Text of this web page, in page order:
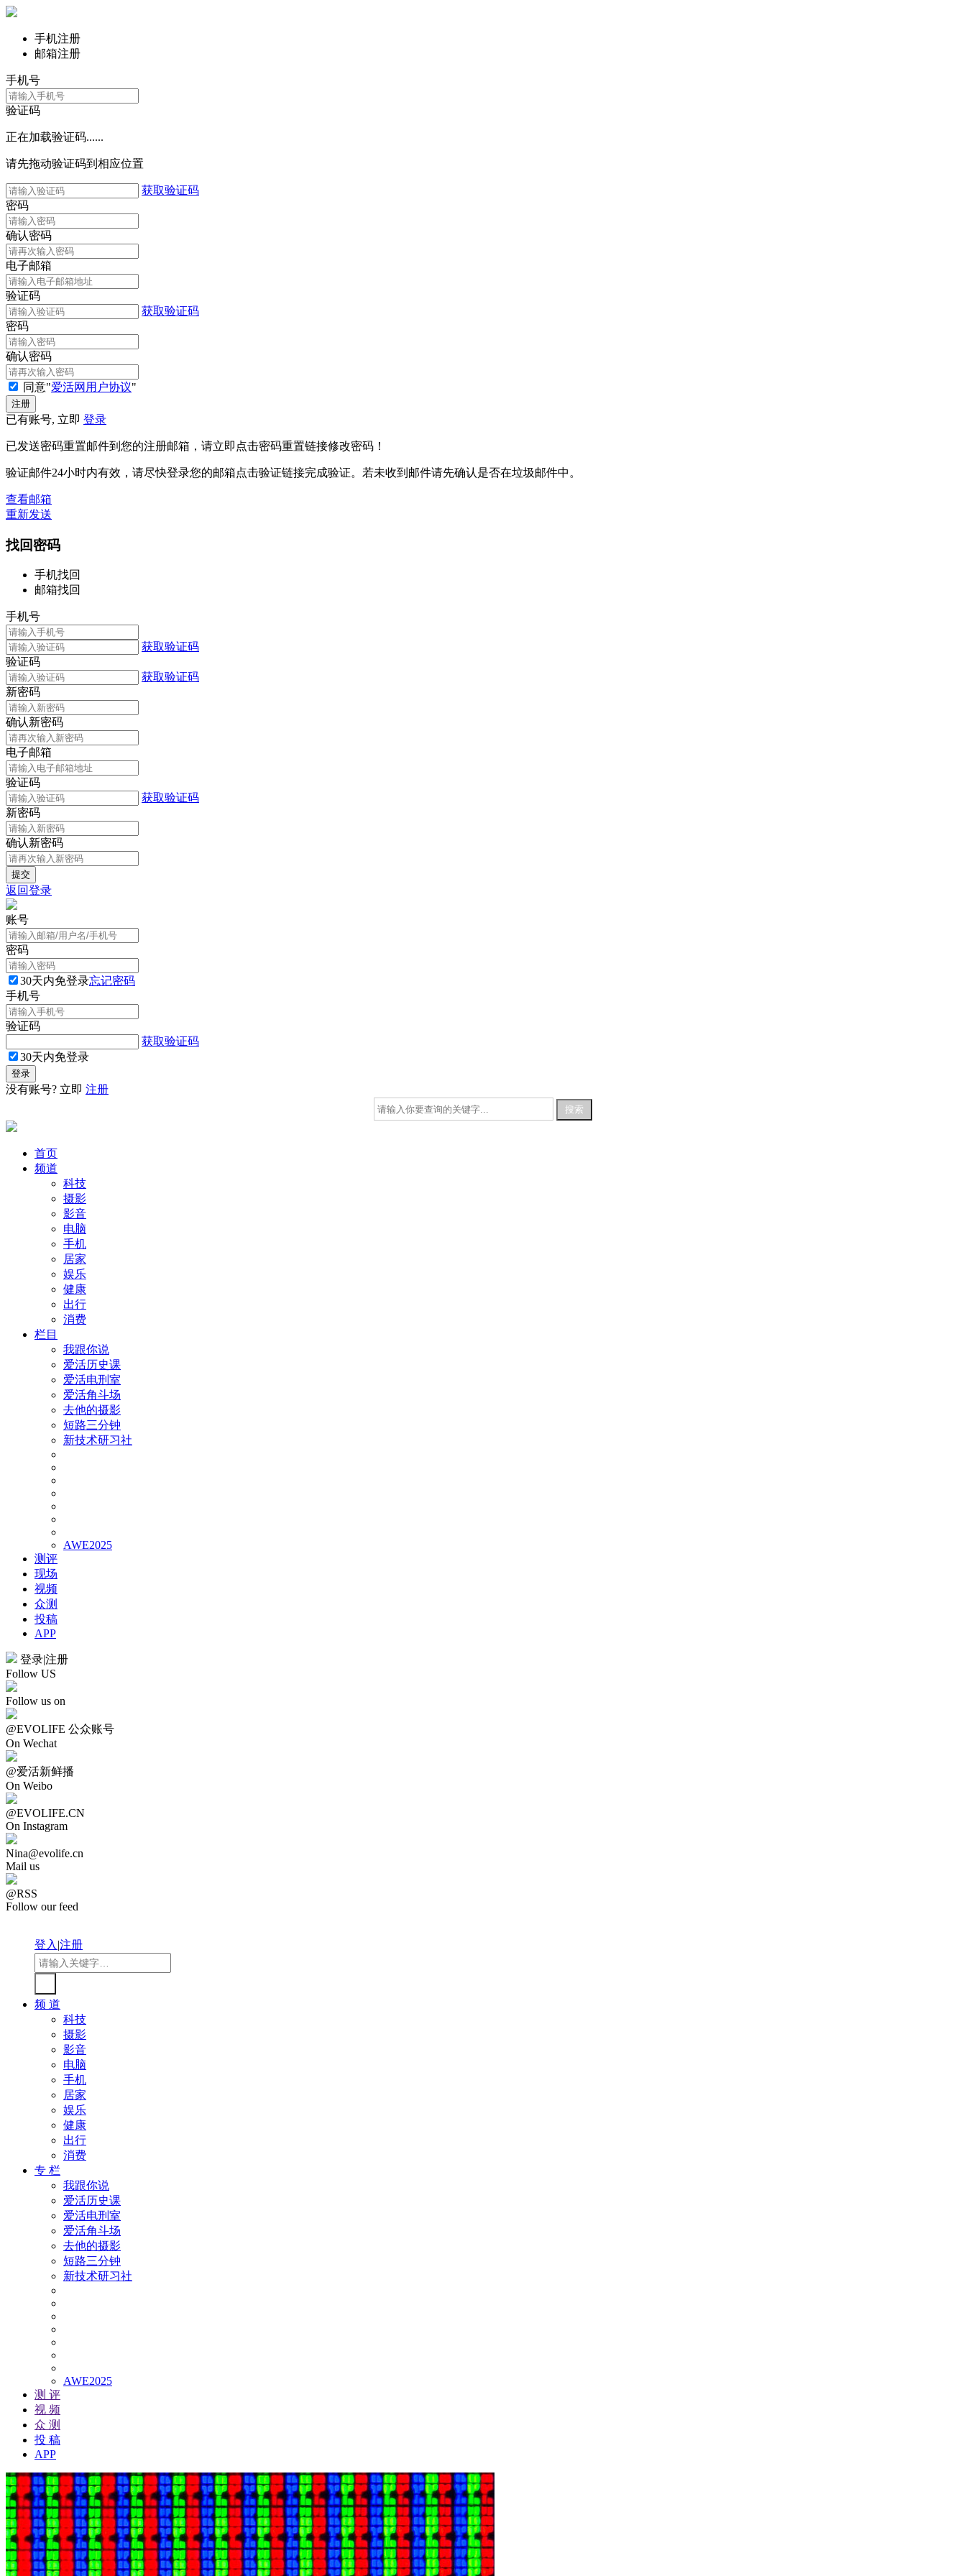
手机注册
邮箱注册
手机号
验证码
正在加载验证码......
请先拖动验证码到相应位置
获取验证码
密码
确认密码
电子邮箱
验证码
获取验证码
密码
确认密码
同意"爱活网用户协议"
已有账号, 立即 登录
已发送密码重置邮件到您的注册邮箱，请立即点击密码重置链接修改密码！
验证邮件24小时内有效，请尽快登录您的邮箱点击验证链接完成验证。若未收到邮件请先确认是否在垃圾邮件中。
查看邮箱
重新发送
找回密码
手机找回
邮箱找回
手机号
获取验证码
验证码
获取验证码
新密码
确认新密码
电子邮箱
验证码
获取验证码
新密码
确认新密码
返回登录
账号
密码
30天内免登录忘记密码
手机号
验证码
获取验证码
30天内免登录
没有账号? 立即 注册
首页
频道
科技
摄影
影音
电脑
手机
居家
娱乐
健康
出行
消费
栏目
我跟你说
爱活历史课
爱活电刑室
爱活角斗场
去他的摄影
短路三分钟
新技术研习社
AWE2025
测评
现场
视频
众测
投稿
APP
登录|注册
Follow US
Follow us on
@EVOLIFE 公众账号
On Wechat
@爱活新鲜播
On Weibo
@EVOLIFE.CN
On Instagram
Nina@evolife.cn
Mail us
@RSS
Follow our feed
登入|注册
频 道
科技
摄影
影音
电脑
手机
居家
娱乐
健康
出行
消费
专 栏
我跟你说
爱活历史课
爱活电刑室
爱活角斗场
去他的摄影
短路三分钟
新技术研习社
AWE2025
测 评
视 频
众 测
投 稿
APP